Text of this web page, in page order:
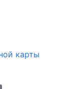
карты